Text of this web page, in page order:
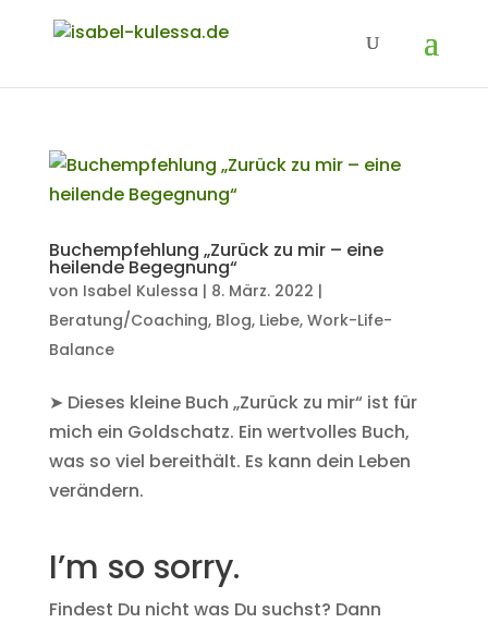
Buchempfehlung „Zurück zu mir – eine
heilende Begegnung“
von Isabel Kulessa | 8. März. 2022 |
Beratung/Coaching, Blog, Liebe, Work-Life-
Balance
➤ Dieses kleine Buch „Zurück zu mir“ ist für
mich ein Goldschatz. Ein wertvolles Buch,
was so viel bereithält. Es kann dein Leben
verändern.
I’m so sorry.
Findest Du nicht was Du suchst? Dann